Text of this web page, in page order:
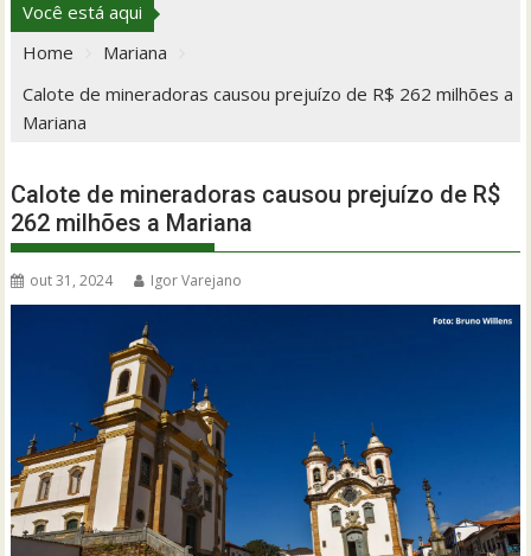
Você está aqui
Home
Mariana
Calote de mineradoras causou prejuízo de R$ 262 milhões a
Mariana
Calote de mineradoras causou prejuízo de R$
262 milhões a Mariana
out 31, 2024 Igor Varejano